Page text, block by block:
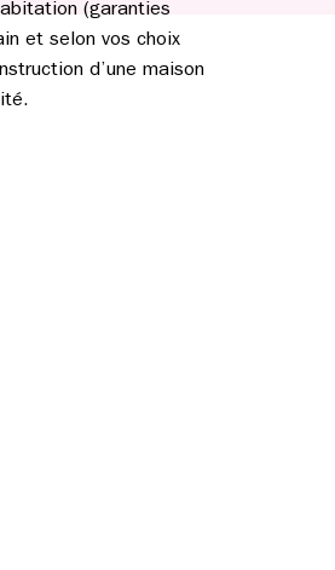
(garanties
et selon vos choix
d’une maison